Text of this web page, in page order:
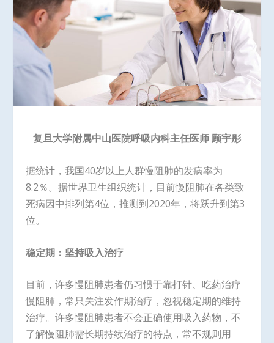
复旦大学附属中山医院呼吸内科主任医师 顾宇彤
据统计，我国40岁以上人群慢阻肺的发病率为
8.2％。据世界卫生组织统计，目前慢阻肺在各类致
死病因中排列第4位，推测到2020年，将跃升到第3
位。
稳定期：坚持吸入治疗
目前，许多慢阻肺患者仍习惯于靠打针、吃药治疗
慢阻肺，常只关注发作期治疗，忽视稳定期的维持
治疗。许多慢阻肺患者不会正确使用吸入药物，不
了解慢阻肺需长期持续治疗的特点，常不规则用